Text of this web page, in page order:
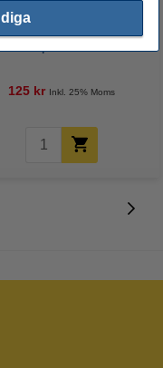
A4 80 mik. |
125 kr Inkl. 25% Moms